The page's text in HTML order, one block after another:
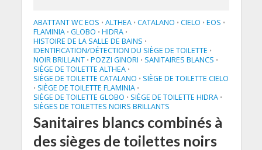
ABATTANT WC EOS • ALTHEA • CATALANO • CIELO • EOS •
FLAMINIA • GLOBO • HIDRA •
HISTOIRE DE LA SALLE DE BAINS •
IDENTIFICATION/DÉTECTION DU SIÈGE DE TOILETTE •
NOIR BRILLANT • POZZI GINORI • SANITAIRES BLANCS •
SIÈGE DE TOILETTE ALTHEA •
SIÈGE DE TOILETTE CATALANO • SIÈGE DE TOILETTE CIELO
• SIÈGE DE TOILETTE FLAMINIA •
SIÈGE DE TOILETTE GLOBO • SIÈGE DE TOILETTE HIDRA •
SIÈGES DE TOILETTES NOIRS BRILLANTS
Sanitaires blancs combinés à
des sièges de toilettes noirs